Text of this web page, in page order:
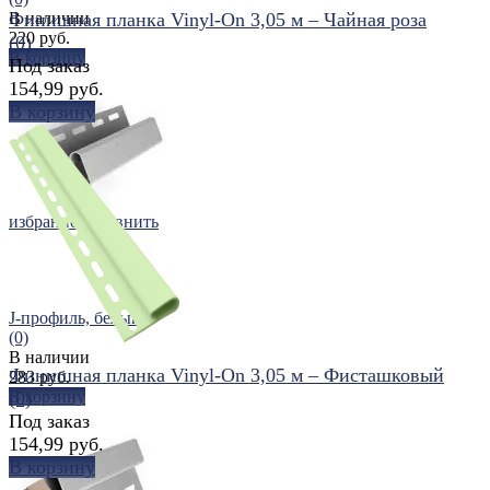
избранное
В наличии
220 руб.
В корзину
избранное сравнить
J-профиль, белый
(0)
В наличии
283 руб.
В корзину
избранное сравнить
Финишная планка Vinyl-On 3,05 м – Чайная роза
(0)
Под заказ
154,99 руб.
В корзину
Финишная планка Vinyl-On 3,05 м – Фисташковый
(0)
Под заказ
154,99 руб.
В корзину